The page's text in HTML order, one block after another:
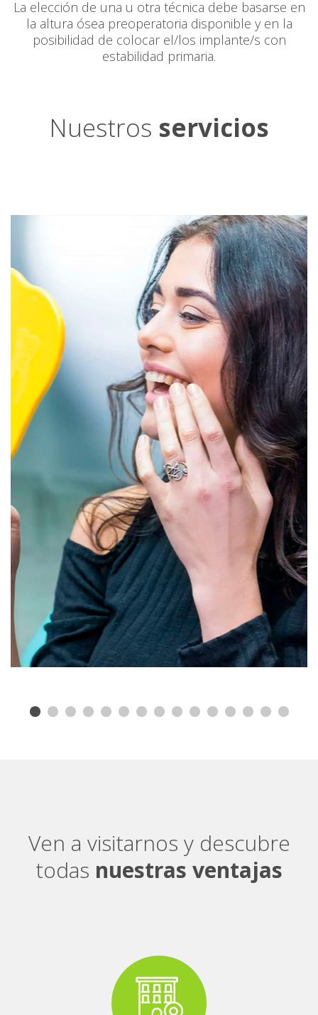
La elección de una u otra técnica debe basarse en
la altura ósea preoperatoria disponible y en la
posibilidad de colocar el/los implante/s con
estabilidad primaria.
Nuestros servicios
Ven a visitarnos y descubre
todas nuestras ventajas